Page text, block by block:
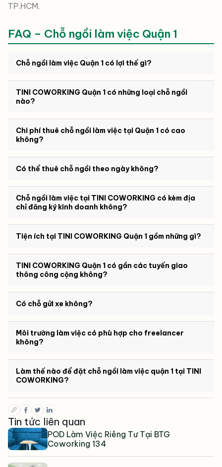
TP.HCM.
FAQ – Chỗ ngồi làm việc Quận 1
Chỗ ngồi làm việc Quận 1 có lợi thế gì?
TINI COWORKING Quận 1 có những loại chỗ ngồi
nào?
Chi phí thuê chỗ ngồi làm việc tại Quận 1 có cao
không?
Có thể thuê chỗ ngồi theo ngày không?
Chỗ ngồi làm việc tại TINI COWORKING có kèm địa
chỉ đăng ký kinh doanh không?
Tiện ích tại TINI COWORKING Quận 1 gồm những gì?
TINI COWORKING Quận 1 có gần các tuyến giao
thông công cộng không?
Có chỗ gửi xe không?
Môi trường làm việc có phù hợp cho freelancer
không?
Làm thế nào để đặt chỗ ngồi làm việc quận 1 tại TINI
COWORKING?
Tin tức liên quan
POD Làm Việc Riêng Tư Tại BTG
Coworking 134